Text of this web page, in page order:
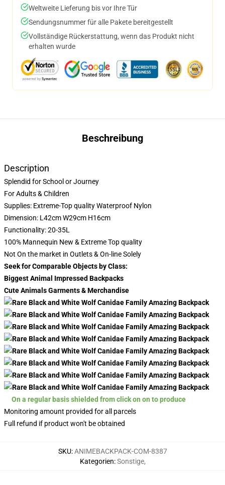
Weltweite Lieferung bis vor Ihre Tür
Sendungsnummer für alle Pakete bereitgestellt
Vollständige Rückerstattung, wenn das Produkt nicht
erhalten wurde
Beschreibung
Description
Splendid for School or Journey
For Adults & Children
Supplies: Extreme-Top quality Waterproof Nylon
Dimension: L42cm W29cm H16cm
Functionality: 20-35L
100% Mannequin New & Extreme Top quality
Not On the market in Outlets & On-line Solely
Seek for Comparable Objects by Class:
Biggest Animal Impressed Backpacks
Cute Animals Garments & Merchandise
On a regular basis shielded from click on on to produce
Monitoring amount provided for all parcels
Full refund if product won't be obtained
SKU:ANIMEBACKPACK-COM-8387
Kategorien:Sonstige,